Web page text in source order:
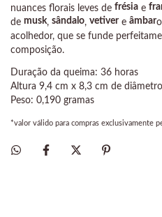
nuances florais leves de frésia e
de musk, sândalo, vetiver e âmbar
acolhedor, que se funde
composição.
Duração da queima: 36 horas
Altura 9,4 cm x 8,3 cm de
Peso: 0,190 gramas
*valor válido para compras exclusivamente